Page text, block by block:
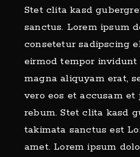
Stet clita kasd
sanctus. Lorem ipsum
consetetur sadipscing
eirmod tempor
magna aliquyam erat,
vero eos et accusam
rebum. Stet clita kasd
takimata sanctus est
amet. Lorem ipsum